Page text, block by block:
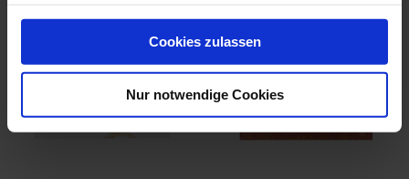
Cookies zulassen
Nur notwendige Cookies